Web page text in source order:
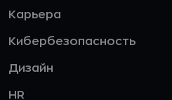
Карьера
Кибербезопасность
Дизайн
HR